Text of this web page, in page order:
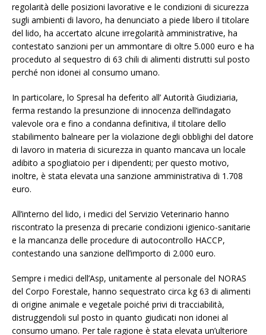
regolarità delle posizioni lavorative e le condizioni di sicurezza
sugli ambienti di lavoro, ha denunciato a piede libero il titolare
del lido, ha accertato alcune irregolarità amministrative, ha
contestato sanzioni per un ammontare di oltre 5.000 euro e ha
proceduto al sequestro di 63 chili di alimenti distrutti sul posto
perché non idonei al consumo umano.
In particolare, lo Spresal ha deferito all’ Autorità Giudiziaria,
ferma restando la presunzione di innocenza dell’indagato
valevole ora e fino a condanna definitiva, il titolare dello
stabilimento balneare per la violazione degli obblighi del datore
di lavoro in materia di sicurezza in quanto mancava un locale
adibito a spogliatoio per i dipendenti; per questo motivo,
inoltre, è stata elevata una sanzione amministrativa di 1.708
euro.
All’interno del lido, i medici del Servizio Veterinario hanno
riscontrato la presenza di precarie condizioni igienico-sanitarie
e la mancanza delle procedure di autocontrollo HACCP,
contestando una sanzione dell’importo di 2.000 euro.
Sempre i medici dell’Asp, unitamente al personale del NORAS
del Corpo Forestale, hanno sequestrato circa kg 63 di alimenti
di origine animale e vegetale poiché privi di tracciabilità,
distruggendoli sul posto in quanto giudicati non idonei al
consumo umano. Per tale ragione è stata elevata un’ulteriore